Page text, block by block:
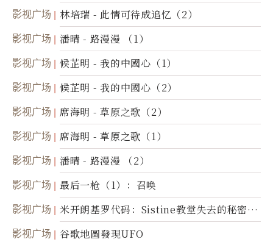
影视广场 林培瑞 - 此情可待成追忆（2）
影视广场 潘晴 - 路漫漫 （1）
影视广场 候芷明 - 我的中國心（1）
影视广场 候芷明 - 我的中國心（2）
影视广场 席海明 - 草原之歌（2）
影视广场 席海明 - 草原之歌（1）
影视广场 潘晴 - 路漫漫 （2）
影视广场 最后一枪（1）：召唤
影视广场
米开朗基罗代码：Sistine教堂失去的秘密
(图)
影视广场 谷歌地圖發現UFO